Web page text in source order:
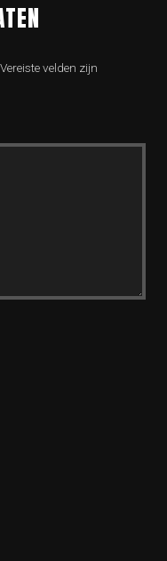
Vereiste velden zijn